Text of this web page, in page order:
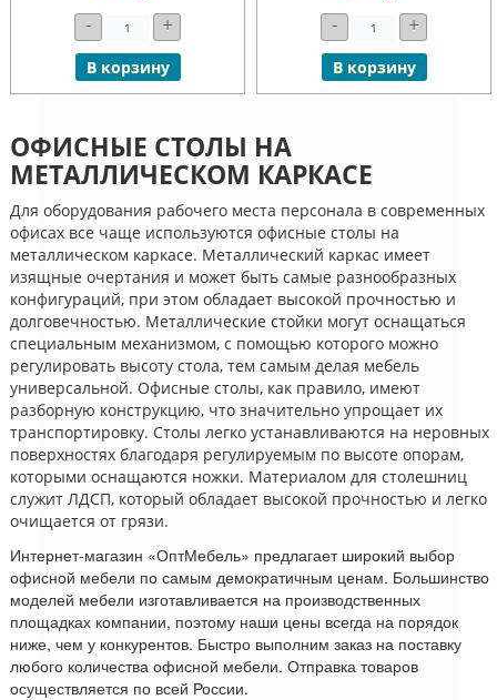
- +
В корзину
- +
В корзину
ОФИСНЫЕ СТОЛЫ НА
МЕТАЛЛИЧЕСКОМ КАРКАСЕ
Для оборудования рабочего места персонала в современных
офисах все чаще используются офисные столы на
металлическом каркасе. Металлический каркас имеет
изящные очертания и может быть самые разнообразных
конфигураций, при этом обладает высокой прочностью и
долговечностью. Металлические стойки могут оснащаться
специальным механизмом, с помощью которого можно
регулировать высоту стола, тем самым делая мебель
универсальной. Офисные столы, как правило, имеют
разборную конструкцию, что значительно упрощает их
транспортировку. Столы легко устанавливаются на неровных
поверхностях благодаря регулируемым по высоте опорам,
которыми оснащаются ножки. Материалом для столешниц
служит ЛДСП, который обладает высокой прочностью и легко
очищается от грязи.
Интернет-магазин «ОптМебель» предлагает широкий выбор
офисной мебели по самым демократичным ценам. Большинство
моделей мебели изготавливается на производственных
площадках компании, поэтому наши цены всегда на порядок
ниже, чем у конкурентов. Быстро выполним заказ на поставку
любого количества офисной мебели. Отправка товаров
осуществляется по всей России.